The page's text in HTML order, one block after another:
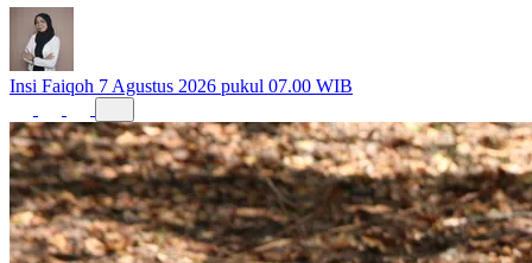
Insi Faiqoh 7 Agustus 2026 pukul 07.00 WIB